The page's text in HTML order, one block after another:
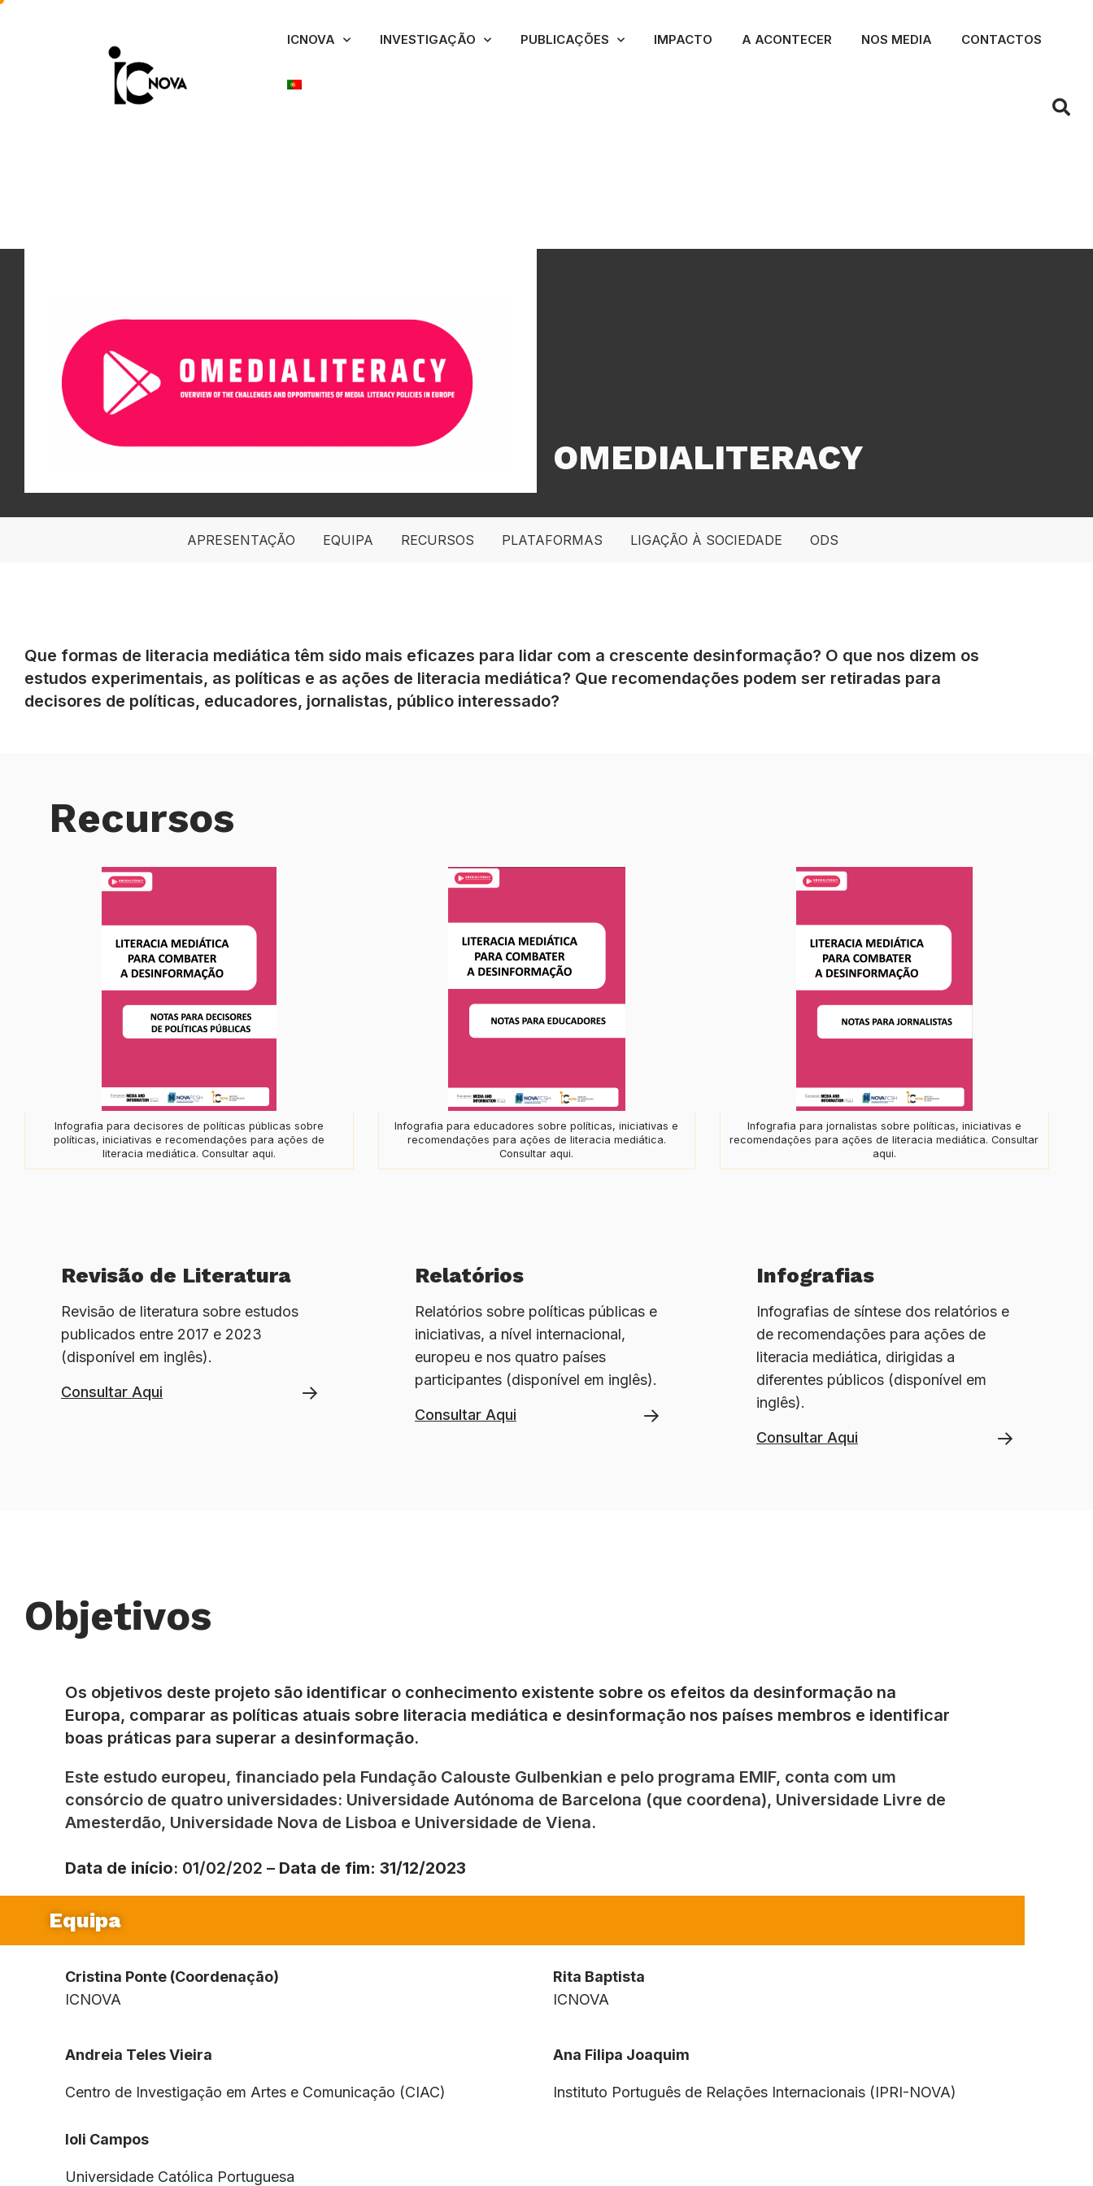
ICNOVA INVESTIGAÇÃO PUBLICAÇÕES IMPACTO A ACONTECER NOS MEDIA CONTACTOS
OMEDIALITERACY
APRESENTAÇÃO EQUIPA RECURSOS PLATAFORMAS LIGAÇÃO À SOCIEDADE ODS
Que formas de literacia mediática têm sido mais eficazes para lidar com a crescente desinformação? O que nos dizem os
estudos experimentais, as políticas e as ações de literacia mediática? Que recomendações podem ser retiradas para
decisores de políticas, educadores, jornalistas, público interessado?
Recursos
Infografia para decisores de políticas públicas sobre
políticas, iniciativas e recomendações para ações de
literacia mediática. Consultar aqui.
Infografia para educadores sobre políticas, iniciativas e
recomendações para ações de literacia mediática.
Consultar aqui.
Infografia para jornalistas sobre políticas, iniciativas e
recomendações para ações de literacia mediática. Consultar
aqui.
Revisão de Literatura
Revisão de literatura sobre estudos
publicados entre 2017 e 2023
(disponível em inglês).
Consultar Aqui
Relatórios
Relatórios sobre políticas públicas e
iniciativas, a nível internacional,
europeu e nos quatro países
participantes (disponível em inglês).
Consultar Aqui
Infografias
Infografias de síntese dos relatórios e
de recomendações para ações de
literacia mediática, dirigidas a
diferentes públicos (disponível em
inglês).
Consultar Aqui
Objetivos
Os objetivos deste projeto são identificar o conhecimento existente sobre os efeitos da desinformação na
Europa, comparar as políticas atuais sobre literacia mediática e desinformação nos países membros e identificar
boas práticas para superar a desinformação.
Este estudo europeu, financiado pela Fundação Calouste Gulbenkian e pelo programa EMIF, conta com um
consórcio de quatro universidades: Universidade Autónoma de Barcelona (que coordena), Universidade Livre de
Amesterdão, Universidade Nova de Lisboa e Universidade de Viena.
Data de início: 01/02/202 – Data de fim: 31/12/2023
Equipa
Cristina Ponte (Coordenação)
ICNOVA
Rita Baptista
ICNOVA
Andreia Teles Vieira
Centro de Investigação em Artes e Comunicação (CIAC)
Ioli Campos
Universidade Católica Portuguesa
Ana Filipa Joaquim
Instituto Português de Relações Internacionais (IPRI-NOVA)